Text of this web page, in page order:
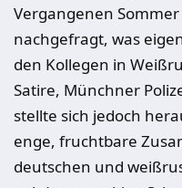
Vergangenen
nachgefragt, was
den Kollegen in
Satire, Münchner
stellte sich jedoch
enge, fruchtbare
deutschen und